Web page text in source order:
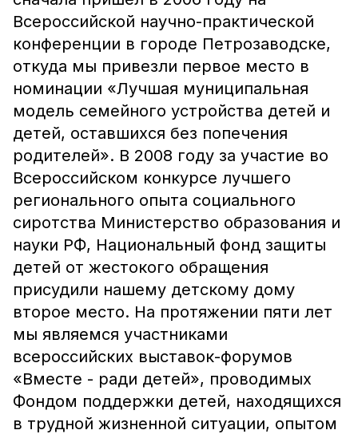
Всероссийской научно-практической
конференции в городе Петрозаводске,
откуда мы привезли первое место в
номинации «Лучшая муниципальная
модель семейного устройства детей и
детей, оставшихся без попечения
родителей». В 2008 году за участие во
Всероссийском конкурсе лучшего
регионального опыта социального
сиротства Министерство образования и
науки РФ, Национальный фонд защиты
детей от жестокого обращения
присудили нашему детскому дому
второе место. На протяжении пяти лет
мы являемся участниками
всероссийских выставок-форумов
«Вместе - ради детей», проводимых
Фондом поддержки детей, находящихся
в трудной жизненной ситуации, опытом